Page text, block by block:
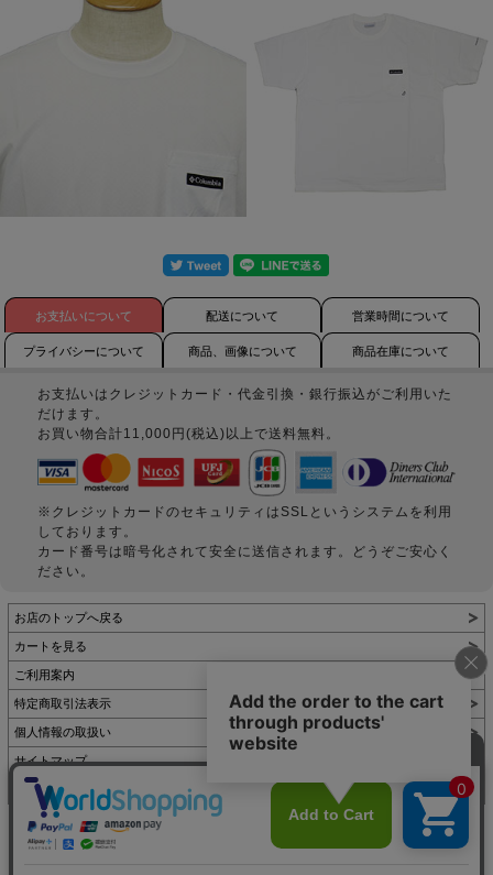
お支払いについて 配送について 営業時間について
プライバシーについて 商品、画像について 商品在庫について
お支払いはクレジットカード・代金引換・銀行振込がご利用いた
だけます。
お買い物合計11,000円(税込)以上で送料無料。
※クレジットカードのセキュリティはSSLというシステムを利用
しております。
カード番号は暗号化されて安全に送信されます。どうぞご安心く
ださい。
お店のトップへ戻る
カートを見る
ご利用案内
特定商取引法表示
個人情報の取扱い
サイトマップ
お問い合わせ
表示：スマートフォン｜